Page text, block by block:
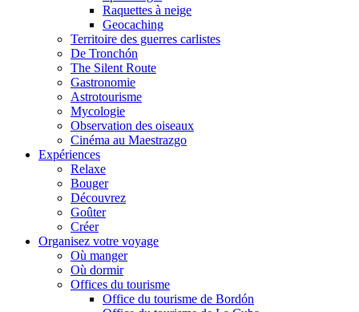
Raquettes à neige
Geocaching
Territoire des guerres carlistes
De Tronchón
The Silent Route
Gastronomie
Astrotourisme
Mycologie
Observation des oiseaux
Cinéma au Maestrazgo
Expériences
Relaxe
Bouger
Découvrez
Goûter
Créer
Organisez votre voyage
Où manger
Où dormir
Offices du tourisme
Office du tourisme de Bordón